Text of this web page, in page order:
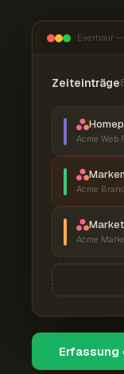
Everhour
Zeiteinträge
Acme Web
Acme
Acme